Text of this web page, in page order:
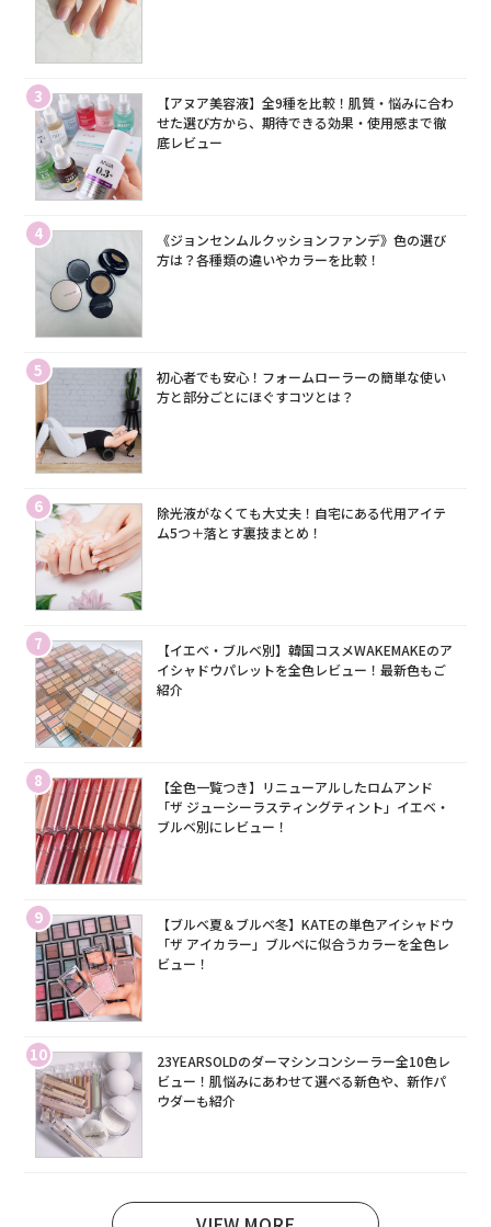
3
【アヌア美容液】全9種を比較！肌質・悩みに合わ
せた選び方から、期待できる効果・使用感まで徹
底レビュー
4
《ジョンセンムルクッションファンデ》色の選び
方は？各種類の違いやカラーを比較！
5
初心者でも安心！フォームローラーの簡単な使い
方と部分ごとにほぐすコツとは？
6
除光液がなくても大丈夫！自宅にある代用アイテ
ム5つ＋落とす裏技まとめ！
7
【イエベ・ブルベ別】韓国コスメWAKEMAKEのア
イシャドウパレットを全色レビュー！最新色もご
紹介
8
【全色一覧つき】リニューアルしたロムアンド
「ザ ジューシーラスティングティント」イエベ・
ブルベ別にレビュー！
9
【ブルベ夏＆ブルベ冬】KATEの単色アイシャドウ
「ザ アイカラー」ブルベに似合うカラーを全色レ
ビュー！
10
23YEARSOLDのダーマシンコンシーラー全10色レ
ビュー！肌悩みにあわせて選べる新色や、新作パ
ウダーも紹介